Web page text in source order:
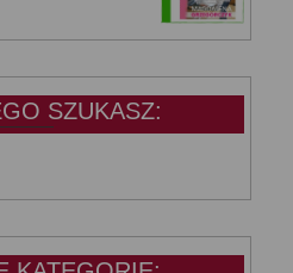
SZUKASZ: